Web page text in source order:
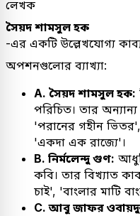
লেখক
সৈয়দ শামসুল হক
-এর একটি উল্লেখযোগ্য
অপশনগুলোর ব্যাখ্যা:
A. সৈয়দ শামসুল হক:
পরিচিত। তার অন্যান্য
'পরানের গহীন
'একদা এক রাজ্যে'।
B. নির্মলেন্দু গুণ:
কবি। তার বিখ্যাত
চাই', 'বাংলার মাটি
C. আবু জাফর